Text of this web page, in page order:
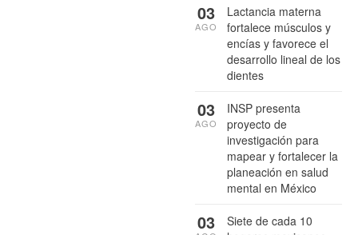
Lactancia materna
fortalece músculos y
encías y favorece el
desarrollo lineal de los
dientes
03
AGO
INSP presenta
proyecto de
investigación para
mapear y fortalecer la
planeación en salud
mental en México
03
AGO
Siete de cada 10
03